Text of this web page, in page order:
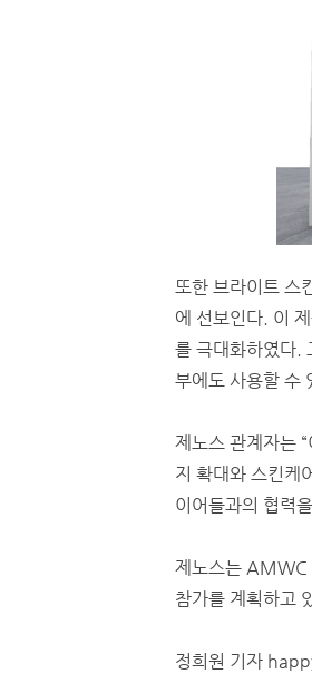
또한 브라이트 스
에 선보인다. 이
를 극대화하였다.
부에도 사용할 수
제노스 관계자는
지 확대와 스킨케
이어들과의 협력
제노스는
참가를 계획하고
정희원 기자